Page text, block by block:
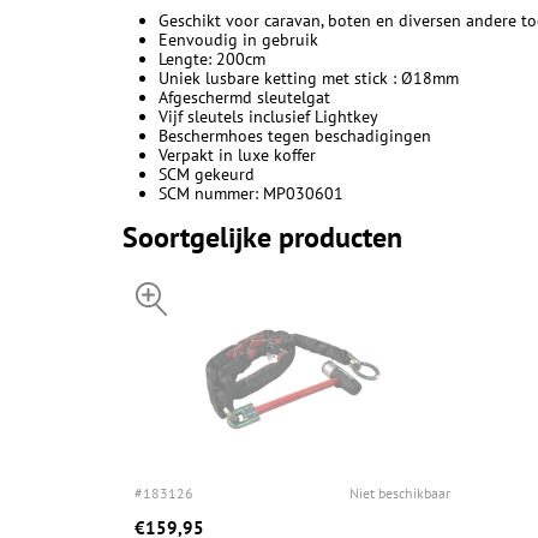
Geschikt voor caravan, boten en diversen andere
Eenvoudig in gebruik
Lengte: 200cm
Uniek lusbare ketting met stick : Ø18mm
Afgeschermd sleutelgat
Vijf sleutels inclusief Lightkey
Beschermhoes tegen beschadigingen
Verpakt in luxe koffer
SCM gekeurd
SCM nummer: MP030601
Soortgelijke producten
#183126 Niet beschikbaar
€159,95